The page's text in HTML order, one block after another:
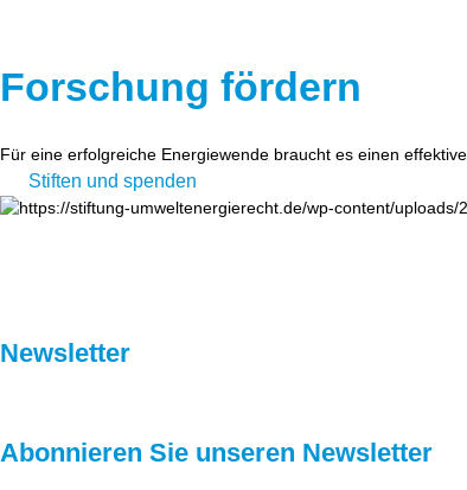
Forschung fördern
Für eine erfolgreiche Energiewende braucht es einen
Stiften und spenden
Newsletter
Abonnieren Sie unseren Newsletter